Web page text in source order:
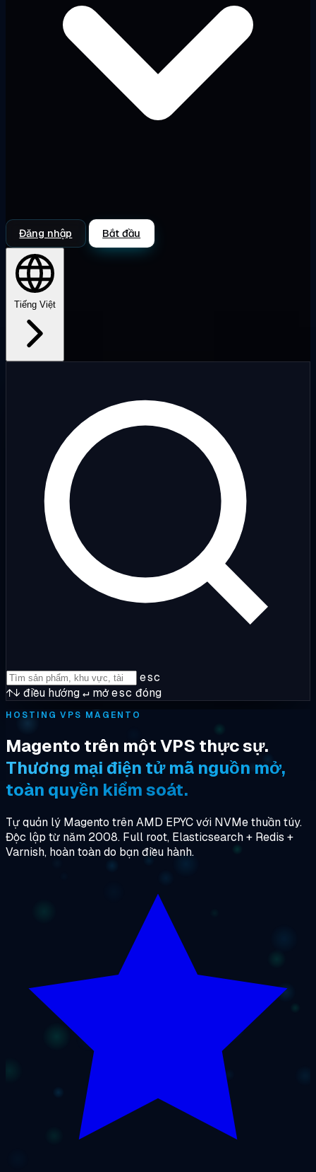
Đăng nhập Bắt đầu
Tiếng Việt
esc
↑↓ điều hướng↵ mởesc đóng
HOSTING VPS MAGENTO
Magento trên một VPS thực sự.
Thương mại điện tử mã nguồn mở,
toàn quyền kiểm soát.
Tự quản lý Magento trên AMD EPYC với NVMe thuần túy.
Độc lập từ năm 2008. Full root, Elasticsearch + Redis +
Varnish, hoàn toàn do bạn điều hành.